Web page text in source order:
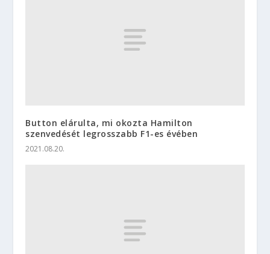
Button elárulta, mi okozta Hamilton
szenvedését legrosszabb F1-es évében
2021.08.20.